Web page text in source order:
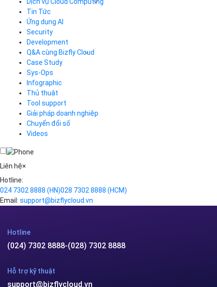
VPN
Traffic Manager
Cloud VPS
Kafka
Videos
Giải pháp doanh nghiệp
Chuyển đổi số
Videos
Liên hệ
024 7302 8888 (HN)
support@bizflycloud.vn
Hotline
(024) 7302 8888
Kinh doanh, CSKH